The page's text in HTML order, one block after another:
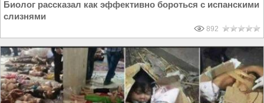
Биолог рассказал как эффективно бороться с испанскими
слизнями
892